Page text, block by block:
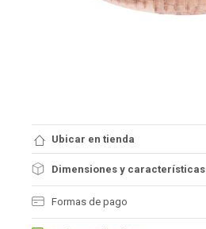
Ubicar en tienda
Dimensiones y características
Formas de pago